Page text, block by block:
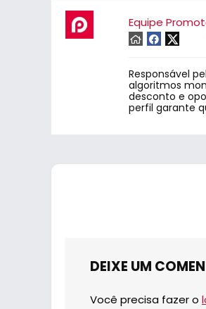
Equipe
Responsável
algoritmos
desconto e
perfil garante
DEIXE UM
Você precisa fazer o